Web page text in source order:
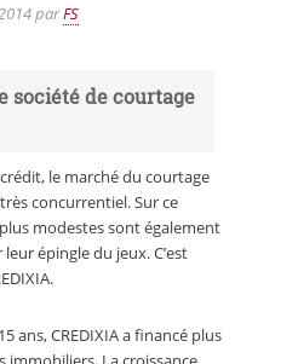
parFS
société de courtage
le marché du courtage
concurrentiel. Sur ce
modestes sont également
épingle du jeux. C’est
ans, CREDIXIA a financé plus